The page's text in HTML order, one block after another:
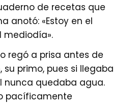
de recetas que
anotó: «Estoy en el
mediodía».
regó a prisa antes de
su primo, pues si llegaba
nunca quedaba agua.
pacíficamente